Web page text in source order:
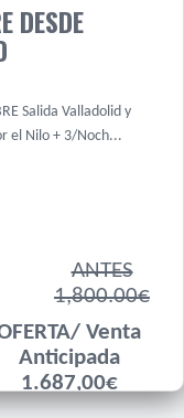
DESDE
Salida Valladolid y
el Nilo + 3/Noch...
ANTES
1,800.00€
Venta
Anticipada
1.687,00€